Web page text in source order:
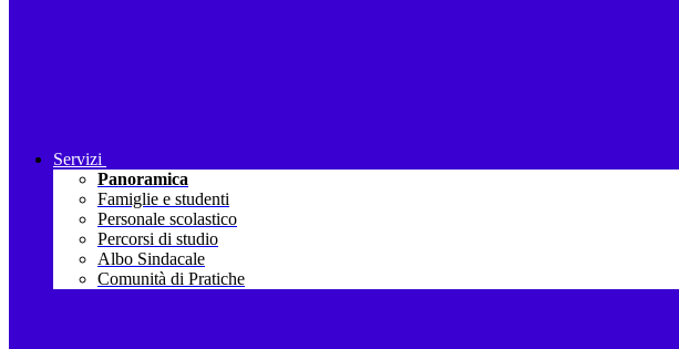
Servizi
Panoramica
Famiglie e studenti
Personale scolastico
Percorsi di studio
Albo Sindacale
Comunità di Pratiche